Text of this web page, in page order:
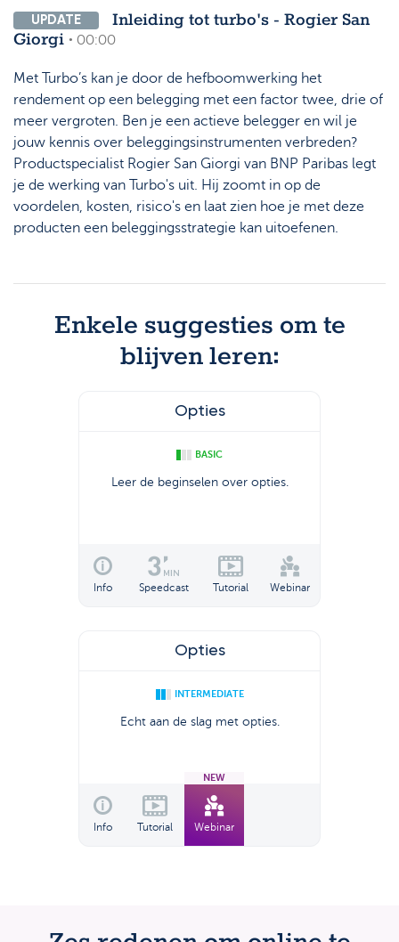
UPDATE
Inleiding tot turbo's - Rogier San
Giorgi • 00:00
Met Turbo’s kan je door de hefboomwerking het
rendement op een belegging met een factor twee, drie of
meer vergroten. Ben je een actieve belegger en wil je
jouw kennis over beleggingsinstrumenten verbreden?
Productspecialist Rogier San Giorgi van BNP Paribas legt
je de werking van Turbo's uit. Hij zoomt in op de
voordelen, kosten, risico's en laat zien hoe je met deze
producten een beleggingsstrategie kan uitoefenen.
Enkele suggesties om te
blijven leren:
Opties
BASIC
Leer de beginselen over opties.
Info Speedcast Tutorial Webinar
Opties
INTERMEDIATE
Echt aan de slag met opties.
Info Tutorial
NEW
Webinar